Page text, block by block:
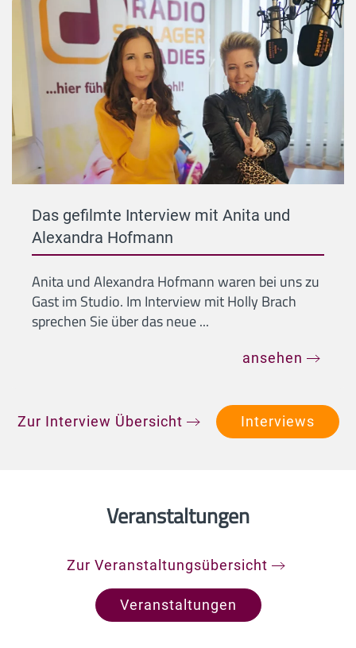
Das gefilmte Interview mit Anita und
Alexandra Hofmann
Anita und Alexandra Hofmann waren bei uns zu
Gast im Studio. Im Interview mit Holly Brach
sprechen Sie über das neue ...
ansehen
Zur Interview Übersicht Interviews
Veranstaltungen
Zur Veranstaltungsübersicht
Veranstaltungen